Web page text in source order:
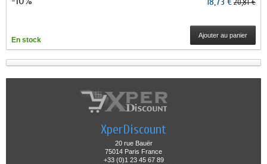
20,81 €
En stock
Ajouter au panier
XperDiscount
20 rue Bauër
75014 Paris France
+33 (0)1 23 45 67 89